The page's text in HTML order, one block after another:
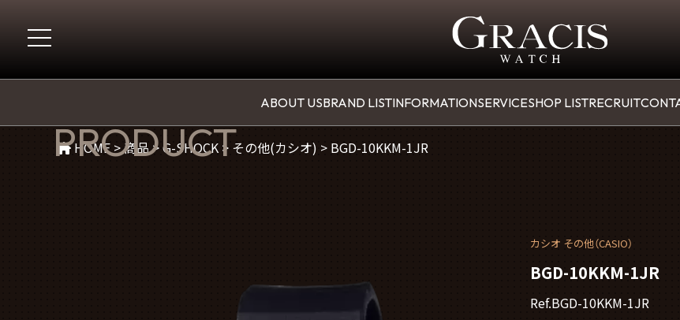
ABOUT USBRAND LISTINFORMATIONSERVICESHOP LISTRECRUIT
PRODUCT
HOME>商品>G-SHOCK > その他(カシオ) > BGD-10KKM-1JR
カシオ その他（CASIO）
BGD-10KKM-1JR
Ref.BGD-10KKM-1JR